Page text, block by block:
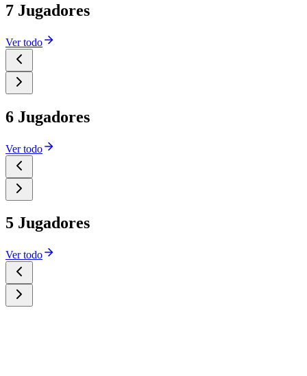
7 Jugadores
Ver todo
6 Jugadores
Ver todo
5 Jugadores
Ver todo